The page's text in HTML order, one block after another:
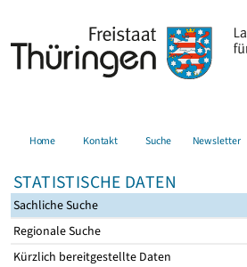
Home Kontakt Suche Newsletter
STATISTISCHE DATEN
Sachliche Suche
Regionale Suche
Kürzlich bereitgestellte Daten